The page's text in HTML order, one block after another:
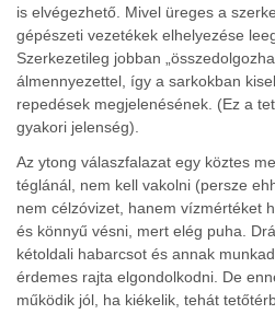
is elvégezhető. Mivel üreges a
gépészeti vezetékek elhelyezése
Szerkezetileg jobban
álmennyezettel, így a sarkokban
repedések megjelenésének. (Ez a
gyakori jelenség).
Az ytong válaszfalazat egy köztes
téglánál, nem kell vakolni (persze
nem célzóvizet, hanem vízmértéket
és könnyű vésni, mert elég puha.
kétoldali habarcsot és annak
érdemes rajta elgondolkodni. De
működik jól, ha kiékelik, tehát